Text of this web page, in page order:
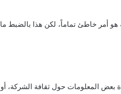
أمر خاطئ تماماً، لكن هذا بالضبط
بعض المعلومات حول ثقافة